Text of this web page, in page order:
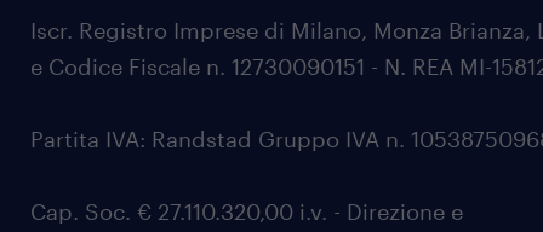
Iscr. Registro Imprese di Milano, Monza Brianza,
e Codice Fiscale n. 12730090151 - N. REA MI-
Partita IVA: Randstad Gruppo IVA n.
Cap. Soc. € 27.110.320,00 i.v. - Direzione e